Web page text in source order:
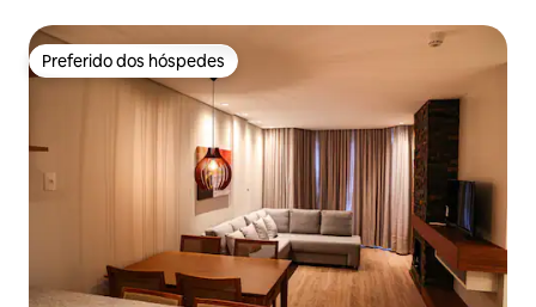
Preferido dos hóspedes
Preferido dos hóspedes